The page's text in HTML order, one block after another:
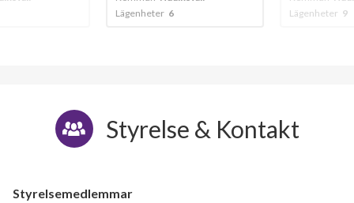
Lägenheter 6
Lägenheter 9
Styrelse & Kontakt
Styrelsemedlemmar